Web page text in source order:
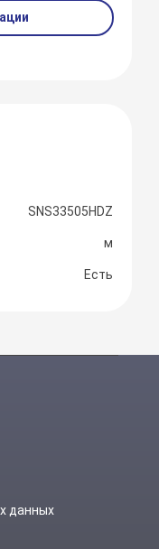
SNS33505HDZ
м
Есть
данных